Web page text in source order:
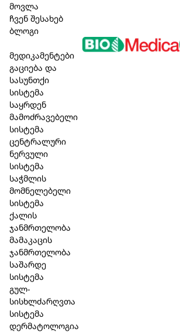
მოვლა
ჩვენ შესახებ
ბლოგი
მედიკამენტები
გაციება და
სასუნთქი
სისტემა
საყრდენ
მამოძრავებელი
სისტემა
ცენტრალური
ნერვული
სისტემა
საჭმლის
მომნელებელი
სისტემა
ქალის
ჯანმრთელობა
მამაკაცის
ჯანმრთელობა
საშარდე
სისტემა
გულ-
სისხლძარღვთა
სისტემა
დერმატოლოგია
Speick სხეულის მოვლა:
არ შეიცავს ალუმინის მარილებს
საღებავებს, სილიკონებს,
მინერალურ ზეთებს;
გლუტენისა და ლაქტოზის
დერმატოლოგიურად და
შემოწმებული;
ვეგანური.
28,60 ₾